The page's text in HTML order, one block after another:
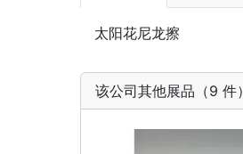
太阳花尼龙擦
该公司其他展品（9 件）